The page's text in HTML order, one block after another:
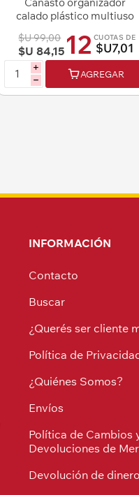
calado plástico multiuso
$U 99,00
$U 84,15 12 CUOTAS DE
$U7,01
i
h
AGREGAR
INFORMACIÓN
Contacto
Buscar
¿Querés ser cliente
Política de
¿Quiénes Somos?
Envíos
Política de Cambios
Devoluciones de
Devolución de dinero